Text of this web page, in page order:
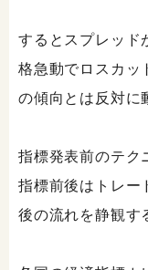
するとスプレッド
格急動でロスカッ
の傾向とは反対に
指標発表前のテク
指標前後はトレー
後の流れを静観す